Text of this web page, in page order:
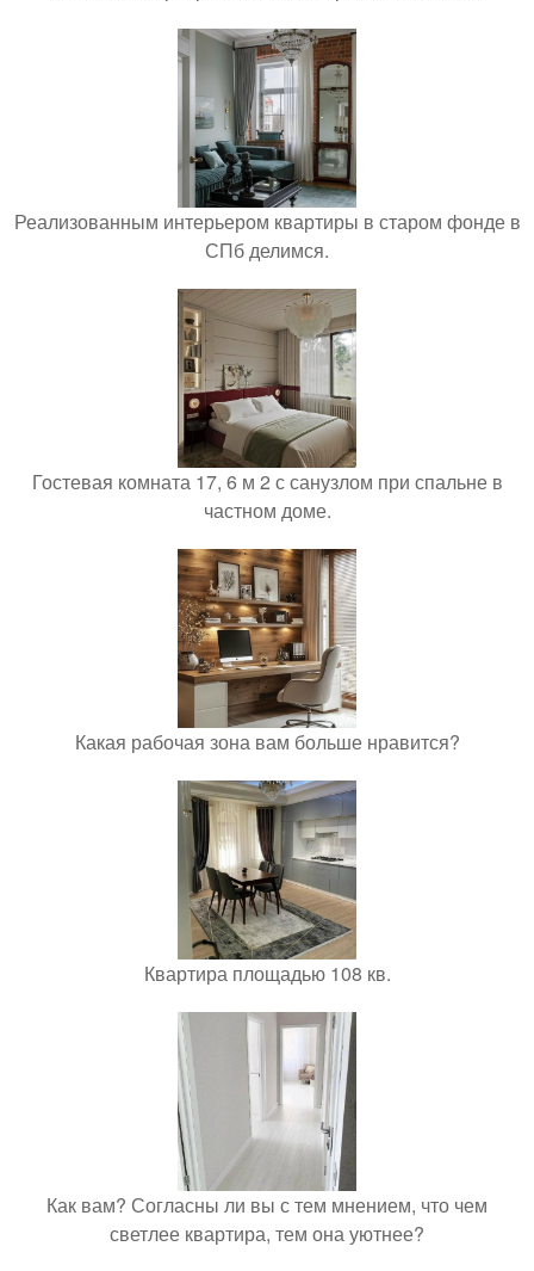
Реализованным интерьером квартиры в старом фонде в
СПб делимся.
Гостевая комната 17, 6 м 2 с санузлом при спальне в
частном доме.
Какая рабочая зона вам больше нравится?
Квартира площадью 108 кв.
Как вам? Согласны ли вы с тем мнением, что чем
светлее квартира, тем она уютнее?